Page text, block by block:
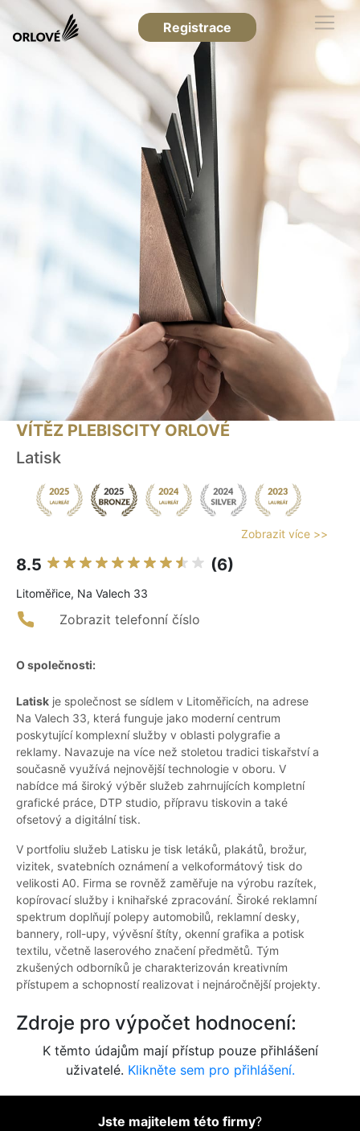
Registrace
VÍTĚZ PLEBISCITY ORLOVÉ
Latisk
Zobrazit více >>
8.5 (6)
Litoměřice, Na Valech 33
Zobrazit telefonní číslo
O společnosti:
Latisk je společnost se sídlem v Litoměřicích, na adrese
Na Valech 33, která funguje jako moderní centrum
poskytující komplexní služby v oblasti polygrafie a
reklamy. Navazuje na více než stoletou tradici tiskařství a
současně využívá nejnovější technologie v oboru. V
nabídce má široký výběr služeb zahrnujících kompletní
grafické práce, DTP studio, přípravu tiskovin a také
ofsetový a digitální tisk.
V portfoliu služeb Latisku je tisk letáků, plakátů, brožur,
vizitek, svatebních oznámení a velkoformátový tisk do
velikosti A0. Firma se rovněž zaměřuje na výrobu razítek,
kopírovací služby i knihařské zpracování. Široké reklamní
spektrum doplňují polepy automobilů, reklamní desky,
bannery, roll-upy, vývěsní štíty, okenní grafika a potisk
textilu, včetně laserového značení předmětů. Tým
zkušených odborníků je charakterizován kreativním
přístupem a schopností realizovat i nejnáročnější projekty.
Zdroje pro výpočet hodnocení:
K těmto údajům mají přístup pouze přihlášení
uživatelé. Klikněte sem pro přihlášení.
Jste majitelem této firmy?